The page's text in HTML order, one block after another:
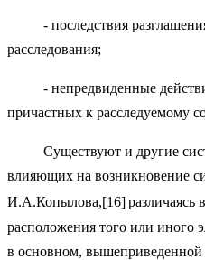
- последствия разглашения
расследования;
- непредвиденные
причастных к расследуемому
Существуют и другие
влияющих на возникновение
И.А.Копылова,[16] различаясь
расположения того или иного
в основном, вышеприведенной